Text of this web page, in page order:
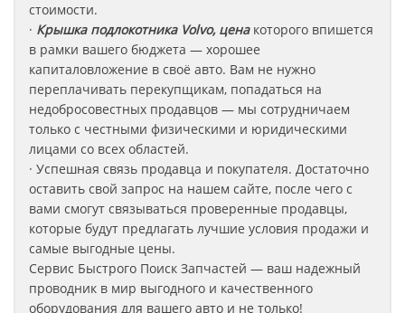
стоимости.
· Крышка подлокотника Volvo, цена которого впишется
в рамки вашего бюджета — хорошее
капиталовложение в своё авто. Вам не нужно
переплачивать перекупщикам, попадаться на
недобросовестных продавцов — мы сотрудничаем
только с честными физическими и юридическими
лицами со всех областей.
· Успешная связь продавца и покупателя. Достаточно
оставить свой запрос на нашем сайте, после чего с
вами смогут связываться проверенные продавцы,
которые будут предлагать лучшие условия продажи и
самые выгодные цены.
Сервис Быстрого Поиск Запчастей — ваш надежный
проводник в мир выгодного и качественного
оборудования для вашего авто и не только!